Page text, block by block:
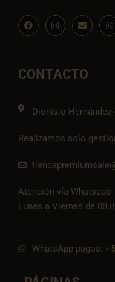
F
a
c
o
k
I
n
s
r
a
E
n
v
p
e
h
a
CONTACTO
Dionisio Hernández
Realizamos solo
Atención vía Whatsapp
Lunes a Viernes de
WhatsApp pagos: